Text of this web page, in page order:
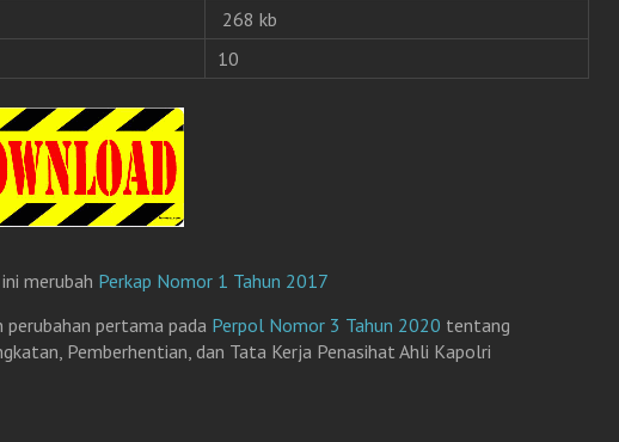
268 kb
10
merubah Perkap Nomor 1 Tahun 2017
perubahan pertama pada Perpol Nomor 3 Tahun 2020 tentang
Pemberhentian, dan Tata Kerja Penasihat Ahli Kapolri